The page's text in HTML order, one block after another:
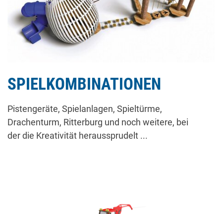
SPIELKOMBINATIONEN
Pistengeräte, Spielanlagen, Spieltürme,
Drachenturm, Ritterburg und noch weitere, bei
der die Kreativität heraussprudelt ...